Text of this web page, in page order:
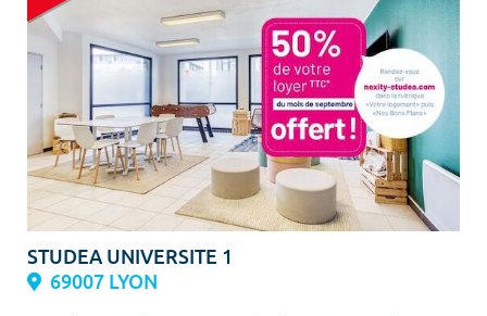
STUDEA UNIVERSITE 1
69007 LYON